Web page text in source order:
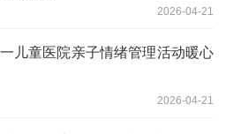
2026-04-21
儿童医院亲子情绪管理活动暖心
2026-04-21